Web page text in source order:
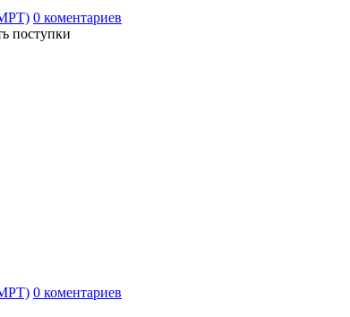
0 коментариев
поступки
0 коментариев